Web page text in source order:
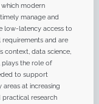
modern
manage and
low-latency access to
and are
context, data science,
plays the role of
to support
at increasing
practical research